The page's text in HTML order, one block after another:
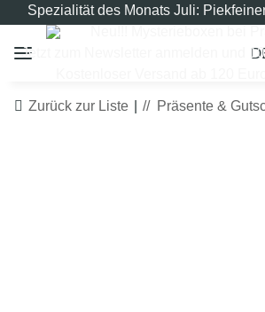
Spezialität des Monats Juli:
Jetzt zum Newsletter anmelden und
Zurück zur Liste Präsente &